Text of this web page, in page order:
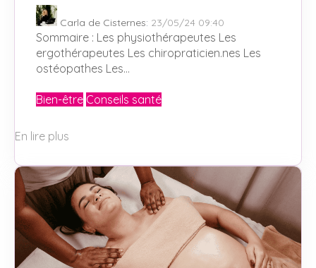
Carla de Cisternes: 23/05/24 09:40
Sommaire : Les physiothérapeutes Les
ergothérapeutes Les chiropraticien.nes Les
ostéopathes Les...
Bien-être Conseils santé
En lire plus